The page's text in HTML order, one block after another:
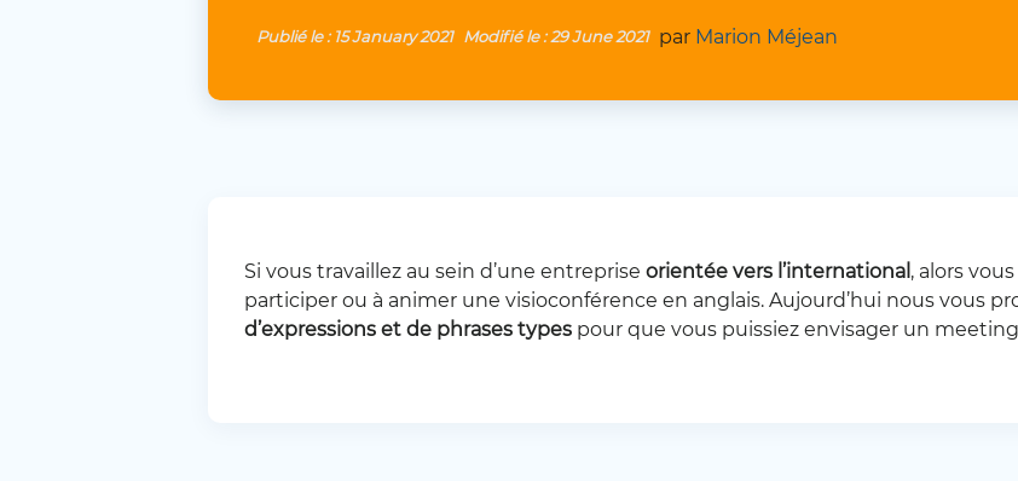
Publié le : 15 January 2021 Modifié le :29 June 2021 par Marion Méjean
Si vous travaillez au sein d’une entreprise orientée vers l’international , alors
participer ou à animer une visioconférence en anglais. Aujourd’hui nous vous
d’expressions et de phrases types pour que vous puissiez envisager un